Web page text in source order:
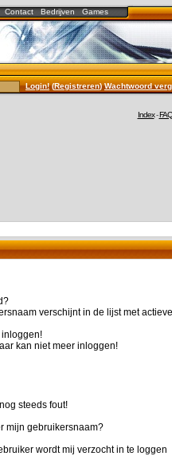
Contact Bedrijven Games
Login!(Registreren)Wachtwoord
Index-FAQ
verschijnt in de lijst met
inloggen!
kan niet meer inloggen!
steeds fout!
mijn gebruikersnaam?
wordt mij verzocht in te loggen